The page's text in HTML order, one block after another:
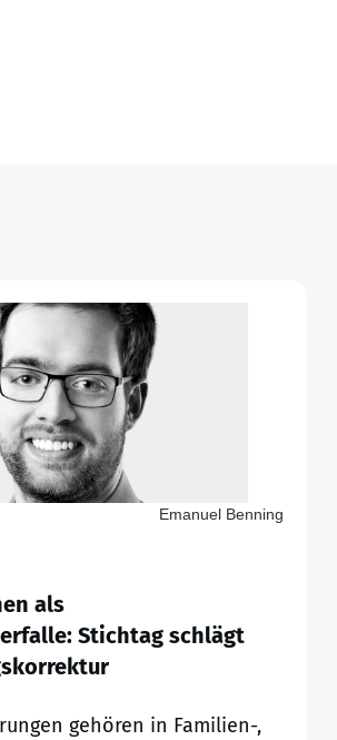
Emanuel Benning
als
Stichtag schlägt
gehören in Familien-,